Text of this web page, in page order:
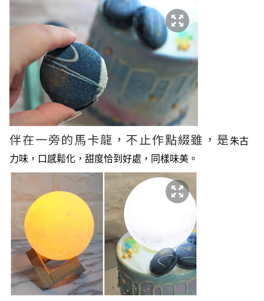
伴在一旁的馬卡龍，不止作點綴雖，是 朱古
力味，口感鬆化，甜度恰到好處，同樣味美。